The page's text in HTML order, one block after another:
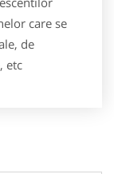
care se
de
etc